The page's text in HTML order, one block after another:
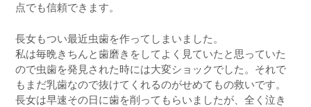
点でも信頼できます。
長女もつい最近虫歯を作ってしまいました。
私は毎晩きちんと歯磨きをしてよく見ていたと思っていた
ので虫歯を発見された時には大変ショックでした。それで
もまだ乳歯なので抜けてくれるのがせめてもの救いです。
長女は早速その日に歯を削ってもらいましたが、全く泣き